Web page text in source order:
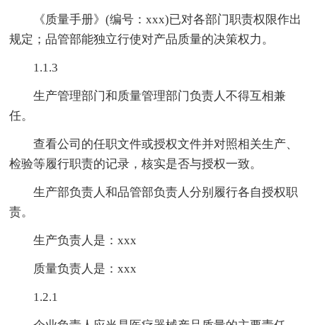
《质量手册》(编号：xxx)已对各部门职责权限作出
规定；品管部能独立行使对产品质量的决策权力。
1.1.3
生产管理部门和质量管理部门负责人不得互相兼
任。
查看公司的任职文件或授权文件并对照相关生产、
检验等履行职责的记录，核实是否与授权一致。
生产部负责人和品管部负责人分别履行各自授权职
责。
生产负责人是：xxx
质量负责人是：xxx
1.2.1